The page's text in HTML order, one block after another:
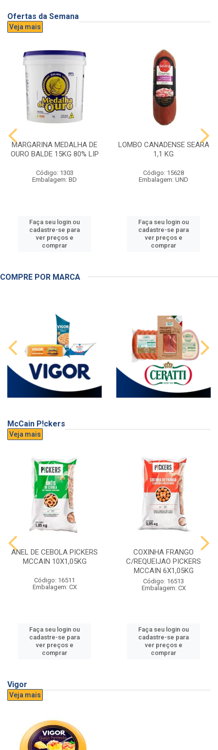
Ofertas da Semana
Veja mais
MARGARINA MEDALHA DE
OURO BALDE 15KG 80% LIP
Código: 1303
Embalagem: BD
Faça seu login ou
cadastre-se para
ver preços e
comprar
LOMBO CANADENSE SEARA
1,1 KG
Código: 15628
Embalagem: UND
Faça seu login ou
cadastre-se para
ver preços e
comprar
COMPRE POR MARCA
McCain P!ckers
Veja mais
ANEL DE CEBOLA PICKERS
MCCAIN 10X1,05KG
Código: 16511
Embalagem: CX
Faça seu login ou
cadastre-se para
ver preços e
comprar
COXINHA FRANGO
C/REQUEIJAO PICKERS
MCCAIN 6X1,05KG
Código: 16513
Embalagem: CX
Faça seu login ou
cadastre-se para
ver preços e
comprar
Vigor
Veja mais